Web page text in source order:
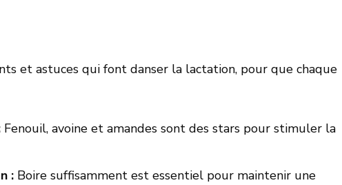
et astuces qui font danser la lactation, pour que chaque
Fenouil, avoine et amandes sont des stars pour stimuler la
: Boire suffisamment est essentiel pour maintenir une